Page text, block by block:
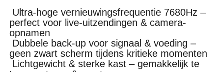
Ultra-hoge vernieuwingsfrequentie 7680Hz –
perfect voor live-uitzendingen & camera-
opnamen
Dubbele back-up voor signaal & voeding –
geen zwart scherm tijdens kritieke momenten
Lichtgewicht & sterke kast – gemakkelijk te